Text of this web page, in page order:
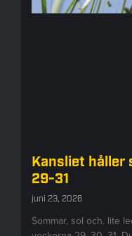
Kansliet håller
29-31
juni 23, 2026
Sommar, sol och. lite